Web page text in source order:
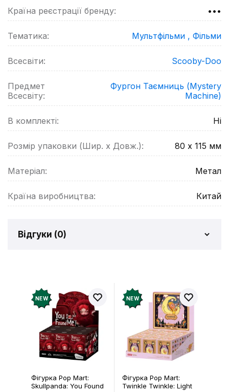
Країна реєстрації бренду: •••
Тематика: Мультфільми , Фільми
Всесвіти: Scooby-Doo
Предмет
Всесвіту:
Фургон Таємниць (Mystery
Machine)
В комплекті: Ні
Розмір упаковки (Шир. х Довж.): 80 х 115 мм
Матеріал: Метал
Країна виробництва: Китай
Відгуки (0)
Додайте відгук і отримайте 50 грн на свій
рахунок
Залишити відгук
NEW
Фігурка Pop Mart:
Skullpanda: You Found
NEW
Фігурка Pop Mart:
Twinkle Twinkle: Light